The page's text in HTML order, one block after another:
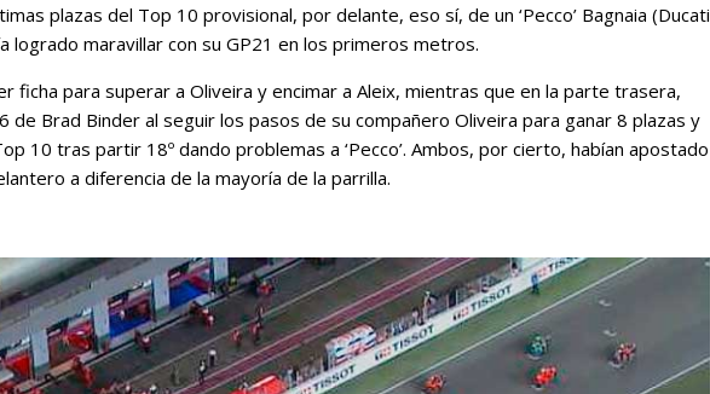
plazas del Top 10 provisional, por delante, eso sí, de un ‘Pecco’ Bagnaia (Ducati
logrado maravillar con su GP21 en los primeros metros.
ficha para superar a Oliveira y encimar a Aleix, mientras que en la parte trasera,
de Brad Binder al seguir los pasos de su compañero Oliveira para ganar 8 plazas y
10 tras partir 18º dando problemas a ‘Pecco’. Ambos, por cierto, habían apostado
a diferencia de la mayoría de la parrilla.